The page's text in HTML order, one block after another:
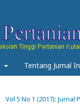
Tentang Jurnal
Vol 5 No 1 (2017): Jurnal